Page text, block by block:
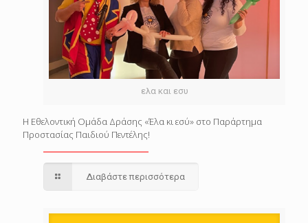
ελα και εσυ
Η Εθελοντική Ομάδα Δράσης «Έλα κι εσύ» στο Παράρτημα
Προστασίας Παιδιού Πεντέλης!
Διαβάστε περισσότερα